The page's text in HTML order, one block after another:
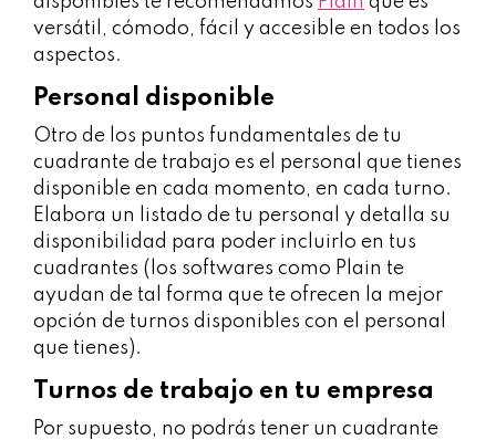
versátil, cómodo, fácil y accesible en todos los
aspectos.
Personal disponible
Otro de los puntos fundamentales de tu
cuadrante de trabajo es el personal que tienes
disponible en cada momento, en cada turno.
Elabora un listado de tu personal y detalla su
disponibilidad para poder incluirlo en tus
cuadrantes (los softwares como Plain te
ayudan de tal forma que te ofrecen la mejor
opción de turnos disponibles con el personal
que tienes).
Turnos de trabajo en tu empresa
Por supuesto, no podrás tener un cuadrante